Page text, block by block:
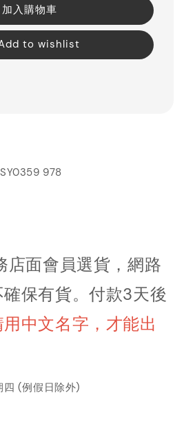
加入購物車
to wishlist
978
面會員選貨，網路
保有貨。付款3天後
中文名字，才能出
四 (例假日除外)